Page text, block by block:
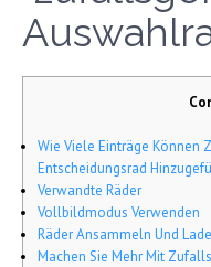
Wie Viele Einträge Können
Entscheidungsrad
Verwandte Räder
Vollbildmodus Verwenden
Räder Ansammeln Und
Machen Sie Mehr Mit